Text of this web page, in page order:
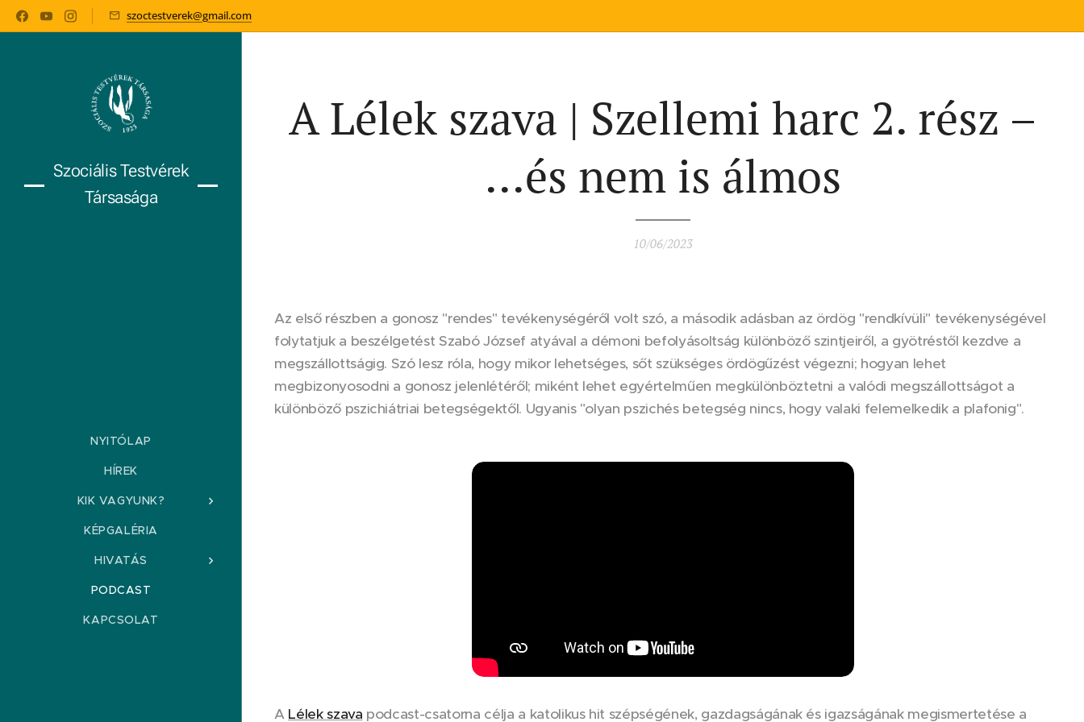
szoctestverek@gmail.com
Szociális Testvérek
Társasága
NYITÓLAP
HÍREK
KIK VAGYUNK?
KÉPGALÉRIA
HIVATÁS
PODCAST
KAPCSOLAT
A Lélek szava | Szellemi harc 2. rész –
...és nem is álmos
10/06/2023
Az első részben a gonosz "rendes" tevékenységéről volt szó, a második adásban az ördög "rendkívüli" tevékenységével
folytatjuk a beszélgetést Szabó József atyával a démoni befolyásoltság különböző szintjeiről, a gyötréstől kezdve a
megszállottságig. Szó lesz róla, hogy mikor lehetséges, sőt szükséges ördögűzést végezni; hogyan lehet
megbizonyosodni a gonosz jelenlétéről; miként lehet egyértelműen megkülönböztetni a valódi megszállottságot a
különböző pszichiátriai betegségektől. Ugyanis "olyan pszichés betegség nincs, hogy valaki felemelkedik a plafonig".
A Lélek szava podcast-csatorna célja a katolikus hit szépségének, gazdagságának és igazságának megismertetése a